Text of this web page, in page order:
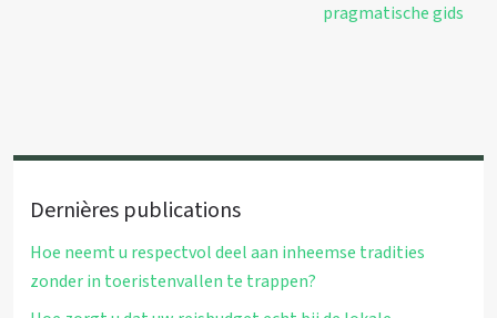
pragmatische gids
Dernières publications
Hoe neemt u respectvol deel aan inheemse tradities
zonder in toeristenvallen te trappen?